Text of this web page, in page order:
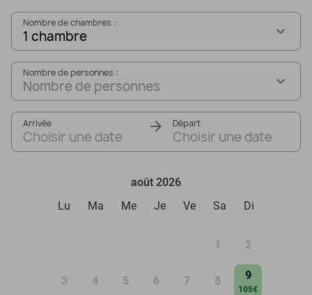
Nombre de chambres :
1 chambre
Nombre de personnes :
Nombre de personnes
Arrivée
Choisir une date
Départ
Choisir une date
août 2026
Lu
Ma Me Je Ve Sa Di
1 2
3 4 5 6 7 8 9
105€